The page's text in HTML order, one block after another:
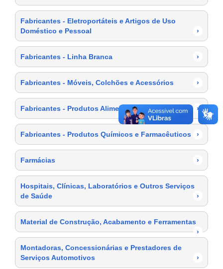
Fabricantes - Eletroportáteis e Artigos de Uso
Doméstico e Pessoal
›
Fabricantes - Linha Branca ›
Fabricantes - Móveis, Colchões e Acessórios ›
Fabricantes - Produtos Alimentícios ›
Fabricantes - Produtos Químicos e Farmacêuticos ›
Farmácias ›
Hospitais, Clínicas, Laboratórios e Outros Serviços
de Saúde
›
Material de Construção, Acabamento e Ferramentas
›
Montadoras, Concessionárias e Prestadores de
Serviços Automotivos
›